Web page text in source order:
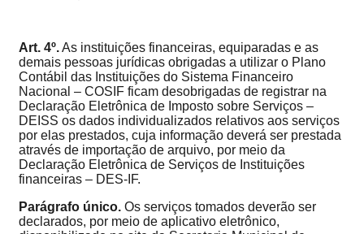
Art. 4º.As instituições financeiras, equiparadas e as
demais pessoas jurídicas obrigadas a utilizar o Plano
Contábil das Instituições do Sistema Financeiro
Nacional – COSIF ficam desobrigadas de registrar na
Declaração Eletrônica de Imposto sobre Serviços –
DEISS os dados individualizados relativos aos serviços
por elas prestados, cuja informação deverá ser prestada
através de importação de arquivo, por meio da
Declaração Eletrônica de Serviços de Instituições
financeiras – DES-IF.
Parágrafo único. Os serviços tomados deverão ser
declarados, por meio de aplicativo eletrônico,